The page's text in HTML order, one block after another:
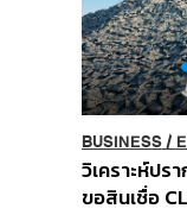
BUSINESS/
วิเคราะห์ป
ขอสินเชื่อ